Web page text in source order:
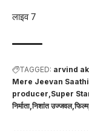
लाइव 7
TAGGED: arvind
Mere Jeevan Saathi
producer Super
निर्माता निशांत उज्जवल फिल्म